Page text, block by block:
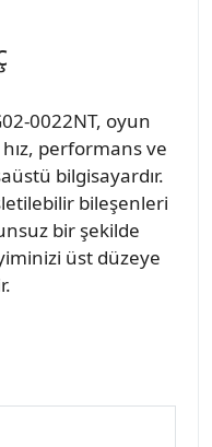
0022NT, oyun
performans ve
bilgisayardır.
bileşenleri
bir şekilde
üst düzeye